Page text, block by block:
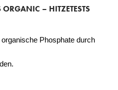
– HITZETESTS
Phosphate durch